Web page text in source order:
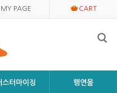
MY PAGE CART
스터마이징 행연몰